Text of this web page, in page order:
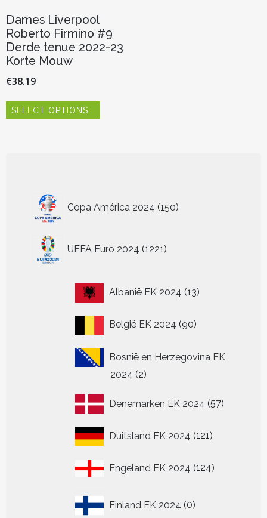
Dames Liverpool
Roberto Firmino #9
Derde tenue 2022-23
Korte Mouw
€38.19
SELECT OPTIONS
worden
productpagina
Copa América 2024 150
producten
UEFA Euro 2024 1221
producten
Albanië EK 2024 1313
België EK 2024 9090
Bosnië en Herzegovina EK
2024 22
Denemarken EK 2024 5757
Duitsland EK 2024 121121
Engeland EK 2024 124124
Finland EK 2024 0
producten